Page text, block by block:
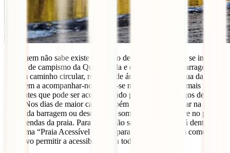
Para quem não sabe existe um trilho de apenas 3 km que se inicia no
parque de campismo da Queimadela e dá a volta à sua barragem.
Por um caminho circular, rodeado de árvores e com a água da
barragem a acompanhar-nos, torna-se num dos passeios mais
relaxantes que pode ser acompanhado pelos vossos amigos de 4
patas. Nos dias de maior calor também se podem refrescar na praia
fluvial da barragem ou descansar à sombra de uma árvore no parque
de merendas da praia. Para quem não sabe esta praia está dentro do
programa “Praia Acessível – Praia para Todos!” que tem como
objectivo permitir a acessibilidade a todos.